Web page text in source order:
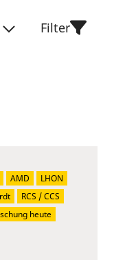
Filter
AMD
LHON
RCS / CCS
heute